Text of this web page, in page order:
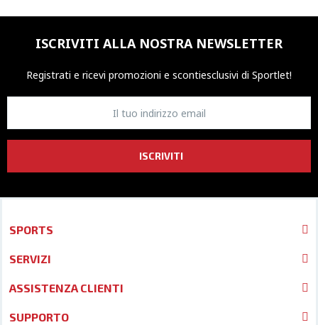
ISCRIVITI ALLA NOSTRA NEWSLETTER
Registrati e ricevi promozioni e scontiesclusivi di Sportlet!
ISCRIVITI
SPORTS
SERVIZI
ASSISTENZA CLIENTI
SUPPORTO